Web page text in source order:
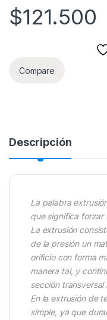
$121.500
Compare
Descripción
La palabra
que significa forzar
La extrusión
de la presión un
orificio con forma
manera tal, y
sección transversal
En la extrusión de
simple, ya que